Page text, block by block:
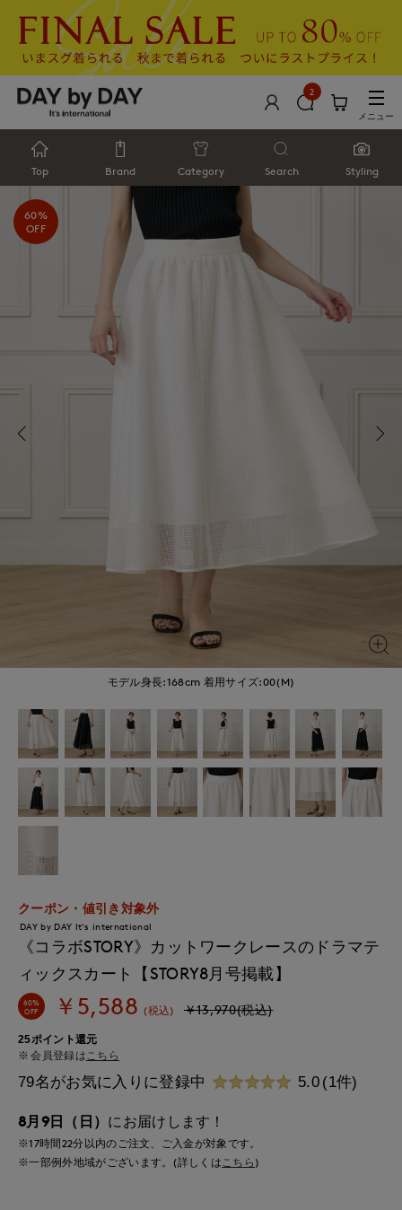
2
メニュー
Top Brand Category Search Styling
モデル身長:168cm 着用サイズ:00(M)
60%
OFF
クーポン・値引き対象外
DAY by DAY It's international
《コラボSTORY》カットワークレースのドラマテ
ィックスカート【STORY8月号掲載】
60%
OFF
￥5,588 (税込) ￥13,970(税込)
25ポイント還元
会員登録はこちら
79名がお気に入りに登録中 5.0 (1件)
8月9日（日） にお届けします！
※17時間22分以内のご注文、ご入金が対象です。
※一部例外地域がございます。(詳しくはこちら )